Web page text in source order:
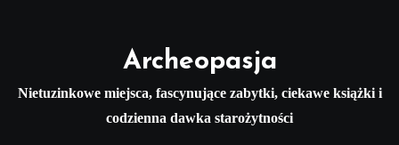
Archeopasja
Nietuzinkowe miejsca, fascynujące zabytki, ciekawe książki i
codzienna dawka starożytności